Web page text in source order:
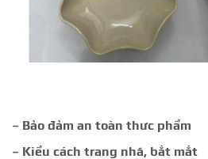
– Bảo đảm an toàn thưc phẩm
– Kiểu cách trang nhã, bắt mắt